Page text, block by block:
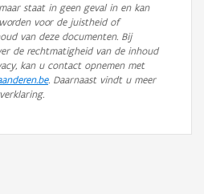
staat in geen geval in en kan
voor de juistheid of
van deze documenten. Bij
de rechtmatigheid van de inhoud
kan u contact opnemen met
. Daarnaast vindt u meer